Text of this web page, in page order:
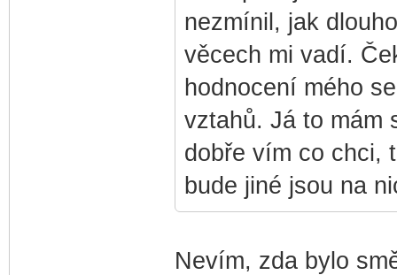
nezmínil, jak
věcech mi vadí.
hodnocení mého
vztahů. Já to mám
dobře vím co chci,
bude jiné jsou na
Nevím, zda bylo